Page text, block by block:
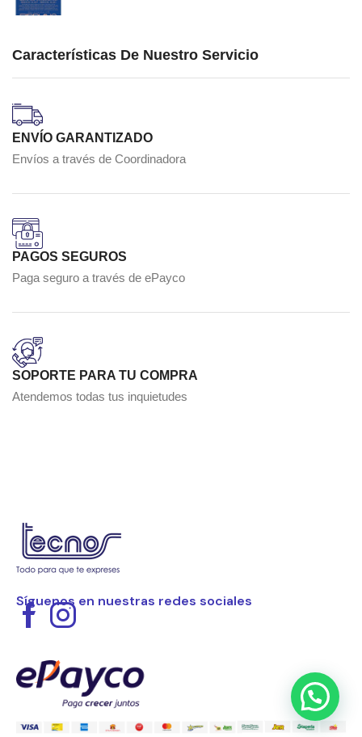
Características De Nuestro Servicio
ENVÍO GARANTIZADO
Envíos a través de Coordinadora
PAGOS SEGUROS
Paga seguro a través de ePayco
SOPORTE PARA TU COMPRA
Atendemos todas tus inquietudes
Síguenos en nuestras redes sociales